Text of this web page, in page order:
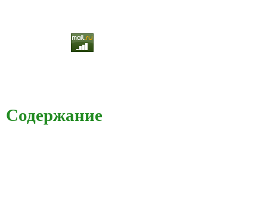
Содержание